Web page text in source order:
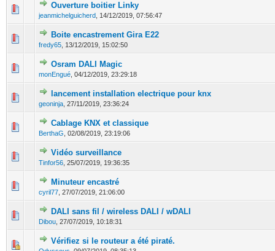
Ouverture boitier Linky
jeanmichelguicherd 14/12/2019, 07:56:47
0 Votes - 0 sur 5 en moyenne
123
Boite encastrement Gira E22
fredy65 13/12/2019, 15:02:50
0 Votes - 0 sur 5 en moyenne
12345
Osram DALI Magic
monEngué 04/12/2019, 23:29:18
0 Votes - 0 sur 5 en moyenne
lancement installation electrique pour knx
geoninja 27/11/2019, 23:36:24
0 Votes - 0 sur 5 en moyenne
12 345
Cablage KNX et classique
BerthaG 02/08/2019, 23:19:06
0 Votes - 0 sur 5 en moyenne
12345
Vidéo surveillance
Tinfor56 25/07/2019, 19:36:35
0 Votes - 0 sur 5 en moyenne
Minuteur encastré
cyril77 27/07/2019, 21:06:00
0 Votes - 0 sur 5 en moyenne
DALI sans fil / wireless DALI / wDALI
Dibou 27/07/2019, 10:18:31
0 Votes - 0 sur 5 en moyenne
12345
Vérifiez si le routeur a été piraté.
0 Votes - 0 sur 5 en moyenne
12 345